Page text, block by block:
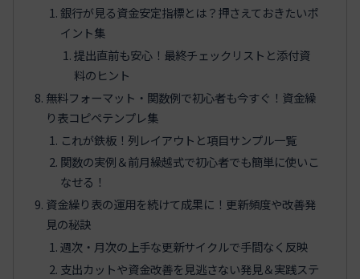
銀行が見る資金安定指標とは？押さえておきたいポ
イント集
提出直前も安心！最終チェックリストと添付資
料のヒント
無料フォーマット・関数例で初心者も今すぐ！資金繰
り表コピペテンプレ集
これが鉄板！列レイアウトと項目サンプル一覧
関数の実例＆前月繰越式で初心者でも簡単に使いこ
なせる！
資金繰り表の運用を続けて成果に！更新頻度や改善発
見の秘訣
週次・月次の上手な更新サイクルで手間なく反映
支出カットや資金改善を見逃さない発見＆実践ステ